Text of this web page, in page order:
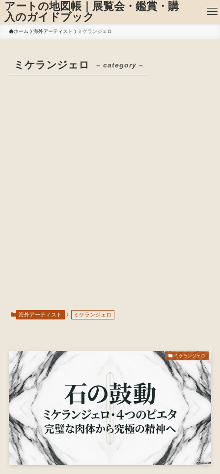
アートの地図帳｜展覧会・鑑賞・購
入のガイドブック
ホーム 海外アーティスト ミケランジェロ
ミケランジェロ – category –
海外アーティスト ミケランジェロ
ミケランジェロ